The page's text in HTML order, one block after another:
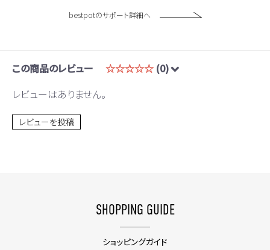
bestpotのサポート詳細へ
この商品のレビュー ☆☆☆☆☆ (0)
レビューはありません。
レビューを投稿
SHOPPING GUIDE
ショッピングガイド